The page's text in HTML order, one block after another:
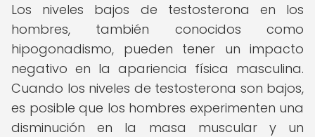
Los niveles bajos de testosterona en los
hombres, también conocidos como
hipogonadismo, pueden tener un impacto
negativo en la apariencia física masculina.
Cuando los niveles de testosterona son bajos,
es posible que los hombres experimenten una
disminución en la masa muscular y un